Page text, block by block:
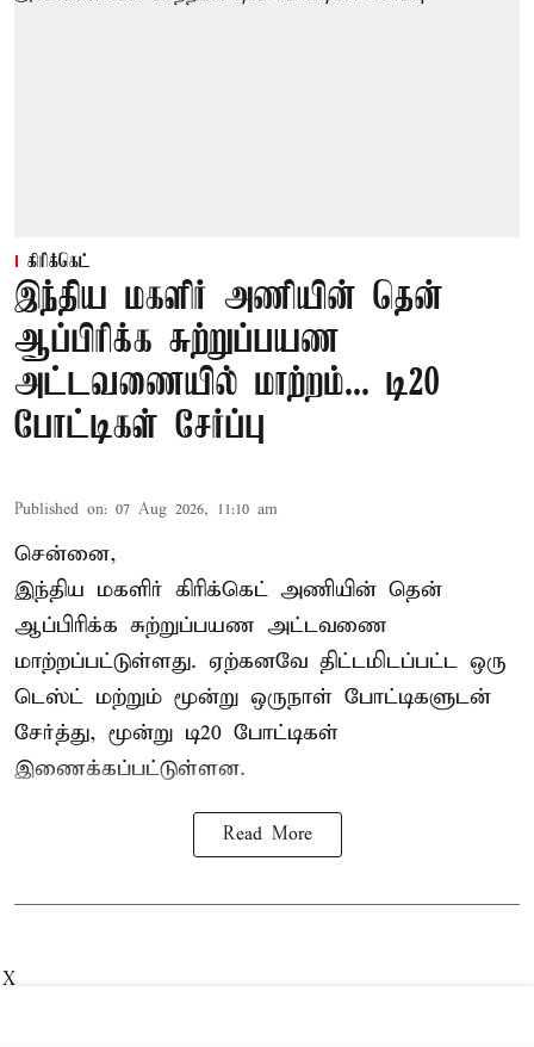
கிரிக்கெட்
இந்திய மகளிர் அணியின் தென்
ஆப்பிரிக்க சுற்றுப்பயண
அட்டவணையில் மாற்றம்... டி20
போட்டிகள் சேர்ப்பு
Published on: 07 Aug 2026, 11:10 am
சென்னை,
இந்திய மகளிர் கிரிக்கெட் அணியின் தென்
ஆப்பிரிக்க சுற்றுப்பயண அட்டவணை
மாற்றப்பட்டுள்ளது. ஏற்கனவே திட்டமிடப்பட்ட ஒரு
டெஸ்ட் மற்றும் மூன்று ஒருநாள் போட்டிகளுடன்
சேர்த்து, மூன்று டி20 போட்டிகள்
இணைக்கப்பட்டுள்ளன.
Read More
X